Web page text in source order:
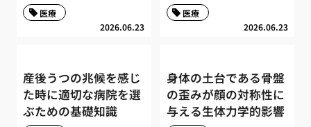
2026.06.23
医療
2026.06.23
医療
産後うつの兆候を感じ
た時に適切な病院を選
ぶための基礎知識
身体の土台である骨盤
の歪みが顔の対称性に
与える生体力学的影響